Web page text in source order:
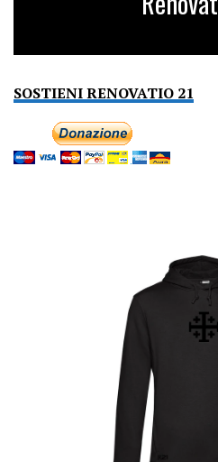
SOSTIENI RENOVATIO 21